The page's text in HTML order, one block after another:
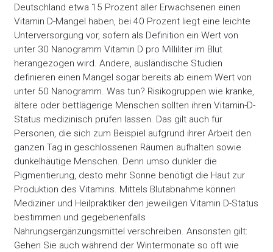
Deutschland etwa 15 Prozent aller Erwachsenen einen
Vitamin D-Mangel haben, bei 40 Prozent liegt eine leichte
Unterversorgung vor, sofern als Definition ein Wert von
unter 30 Nanogramm Vitamin D pro Milliliter im Blut
herangezogen wird. Andere, ausländische Studien
definieren einen Mangel sogar bereits ab einem Wert von
unter 50 Nanogramm. Was tun? Risikogruppen wie kranke,
ältere oder bettlägerige Menschen sollten ihren Vitamin-D-
Status medizinisch prüfen lassen. Das gilt auch für
Personen, die sich zum Beispiel aufgrund ihrer Arbeit den
ganzen Tag in geschlossenen Räumen aufhalten sowie
dunkelhäutige Menschen. Denn umso dunkler die
Pigmentierung, desto mehr Sonne benötigt die Haut zur
Produktion des Vitamins. Mittels Blutabnahme können
Mediziner und Heilpraktiker den jeweiligen Vitamin D-Status
bestimmen und gegebenenfalls
Nahrungsergänzungsmittel verschreiben. Ansonsten gilt:
Gehen Sie auch während der Wintermonate so oft wie